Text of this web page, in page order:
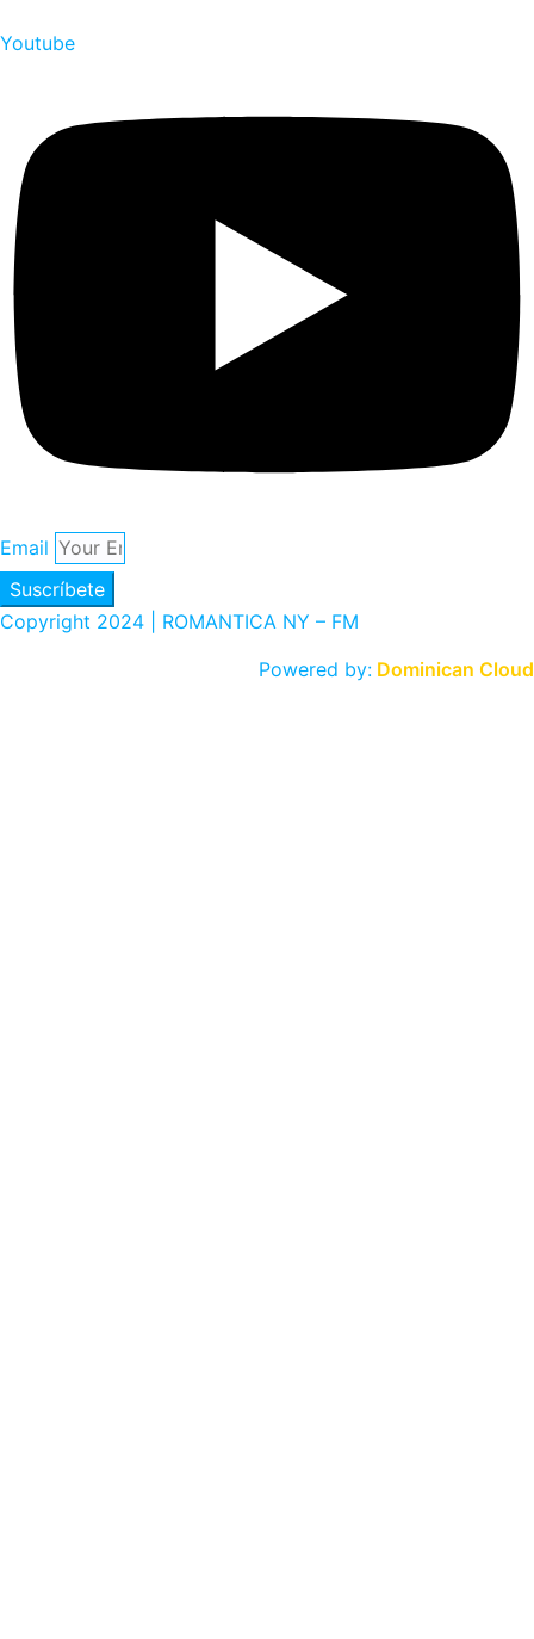
Youtube
Email
Suscríbete
Copyright 2024 | ROMANTICA NY – FM
Powered by: Dominican Cloud